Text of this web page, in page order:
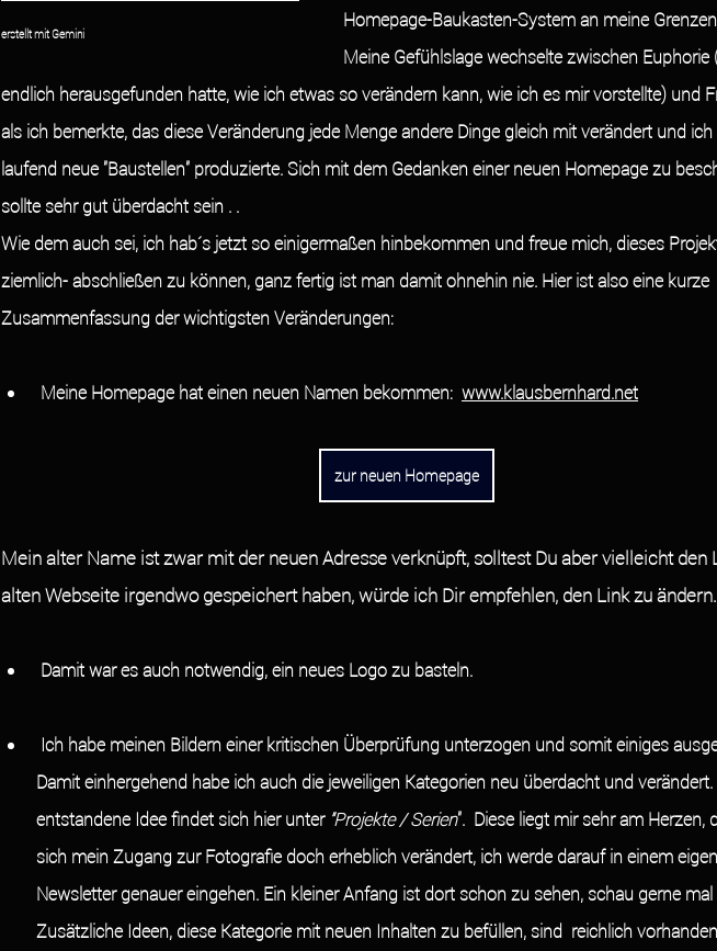
erstellt mit Gemini
Homepage-Baukasten-System an meine
Meine Gefühlslage wechselte zwischen Euphorie
endlich herausgefunden hatte, wie ich etwas so verändern kann, wie ich es mir vorstellte) und
als ich bemerkte, das diese Veränderung jede Menge andere Dinge gleich mit verändert und
laufend neue "Baustellen" produzierte. Sich mit dem Gedanken einer neuen Homepage zu
sollte sehr gut überdacht sein . .
Wie dem auch sei, ich hab´s jetzt so einigermaßen hinbekommen und freue mich, dieses
ziemlich- abschließen zu können, ganz fertig ist man damit ohnehin nie. Hier ist also eine kurze
Zusammenfassung der wichtigsten Veränderungen:
Meine Homepage hat einen neuen Namen bekommen: www.klausbernhard.net
zur neuen Homepage
Mein alter Name ist zwar mit der neuen Adresse verknüpft, solltest Du aber vielleicht den
alten Webseite irgendwo gespeichert haben, würde ich Dir empfehlen, den Link zu ändern.
Damit war es auch notwendig, ein neues Logo zu basteln.
Damit einhergehend habe ich auch die jeweiligen Kategorien neu überdacht und verändert.
entstandene Idee findet sich hier unter "Projekte / Serien".  Diese liegt mir sehr am Herzen,
sich mein Zugang zur Fotografie doch erheblich verändert, ich werde darauf in einem
Newsletter genauer eingehen. Ein kleiner Anfang ist dort schon zu sehen, schau gerne mal
Zusätzliche Ideen, diese Kategorie mit neuen Inhalten zu befüllen, sind  reichlich